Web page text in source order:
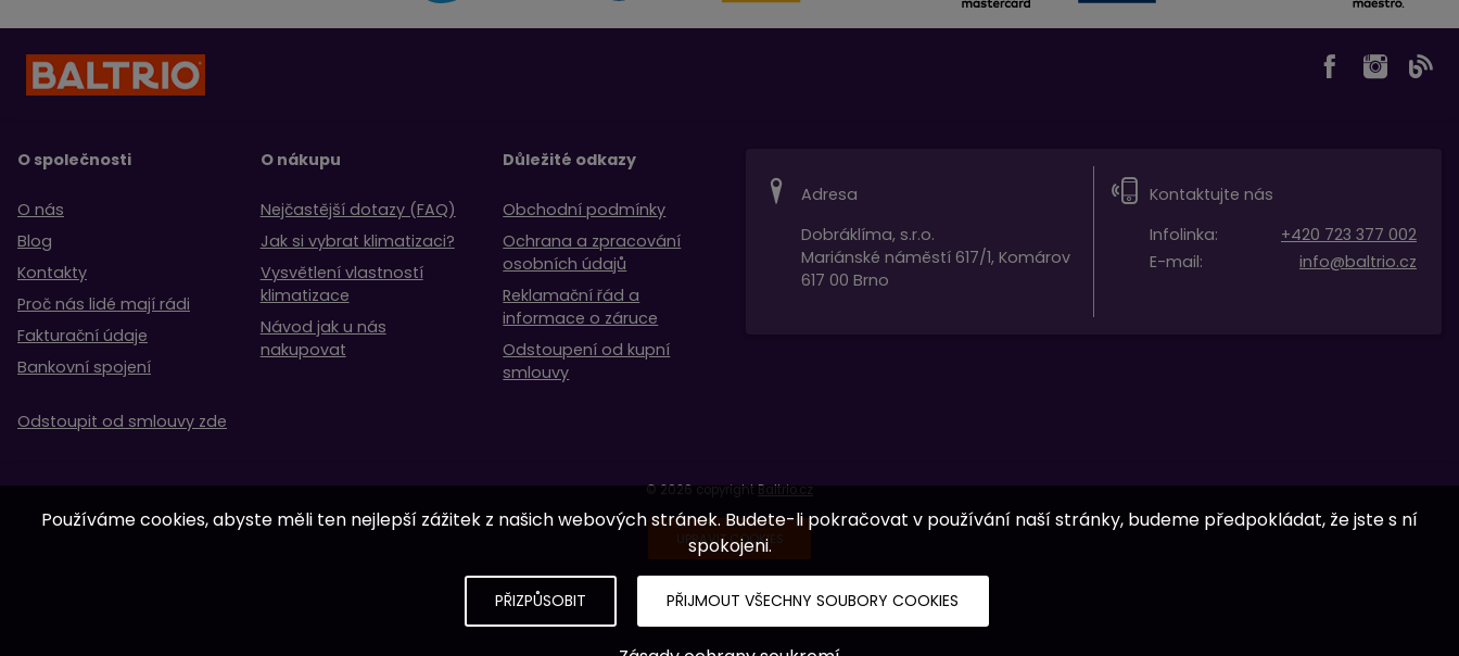
O společnosti
O nás
Blog
Kontakty
Proč nás lidé mají rádi
Fakturační údaje
Bankovní spojení
O nákupu
Nejčastější dotazy (FAQ)
Jak si vybrat klimatizaci?
Vysvětlení vlastností
klimatizace
Návod jak u nás
nakupovat
Důležité odkazy
Obchodní podmínky
Ochrana a zpracování
osobních údajů
Reklamační řád a
informace o záruce
Odstoupení od kupní
smlouvy
Odstoupit od smlouvy zde
Adresa
Dobráklíma, s.r.o.
Mariánské náměstí 617/1, Komárov
617 00 Brno
Kontaktujte nás
Infolinka:
+420 723 377 002
E-mail:
info@baltrio.cz
© 2026 copyrightBaltrio.cz
UPRAVIT COOKIES
Používáme cookies, abyste měli ten nejlepší zážitek z našich webových stránek. Budete-li pokračovat v používání naší stránky, budeme předpokládat, že jste s ní
spokojeni.
PŘIZPŮSOBIT PŘIJMOUT VŠECHNY SOUBORY COOKIES